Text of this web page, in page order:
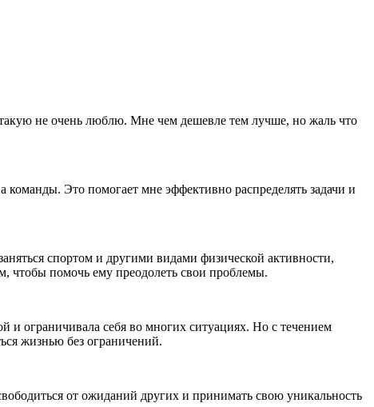
не очень люблю. Мне чем дешевле тем лучше, но жаль что
Это помогает мне эффективно распределять задачи и
спортом и другими видами физической активности,
чтобы помочь ему преодолеть свои проблемы.
и ограничивала себя во многих ситуациях. Но с течением
жизнью без ограничений.
от ожиданий других и принимать свою уникальность